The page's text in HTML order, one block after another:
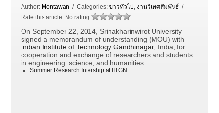
Author: Montawan / Categories:ข่าวทั่วไป งานวิเทศสัมพันธ์ /
Rate this article: No rating
On September 22, 2014, Srinakharinwirot University
signed a memorandum of understanding (MOU) with
Indian Institute of Technology Gandhinagar , India, for
cooperation and exchange of researchers and students
in engineering, science, and humanities.
Summer Research Intership at IITGN